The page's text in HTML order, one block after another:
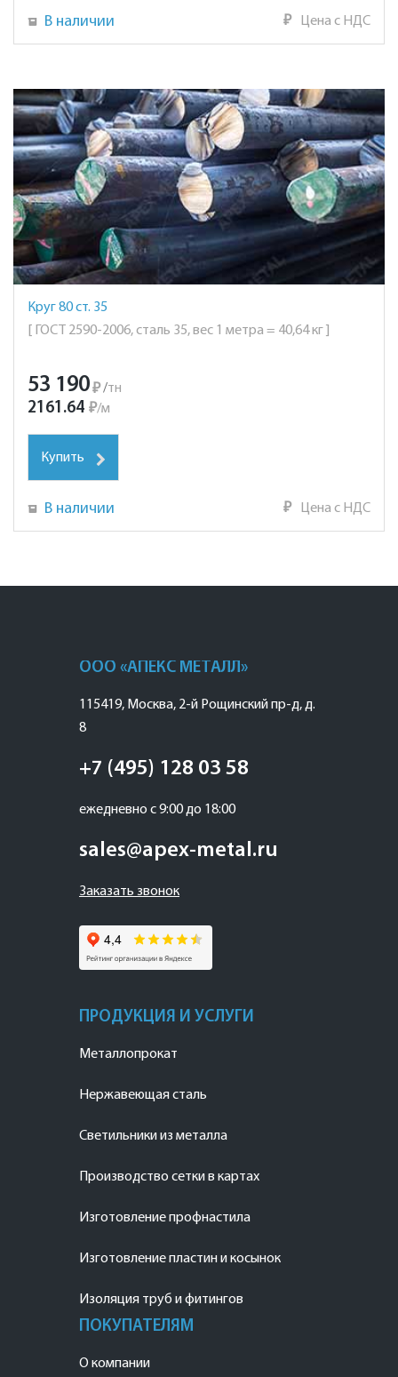
В наличии ₽ Цена с НДС
Круг 80 ст. 35
[ ГОСТ 2590-2006, сталь 35, вес 1 метра = 40,64 кг ]
53 190₽ /тн
2161.64 ₽/м
Купить
В наличии ₽ Цена с НДС
ООО «АПЕКС МЕТАЛЛ»
115419, Москва, 2-й Рощинский пр-д, д.
8
+7 (495) 128 03 58
ежедневно с 9:00 до 18:00
sales@apex-metal.ru
Заказать звонок
ПРОДУКЦИЯ И УСЛУГИ
Металлопрокат
Нержавеющая сталь
Светильники из металла
Производство сетки в картах
Изготовление профнастила
Изготовление пластин и косынок
Изоляция труб и фитингов
ПОКУПАТЕЛЯМ
О компании